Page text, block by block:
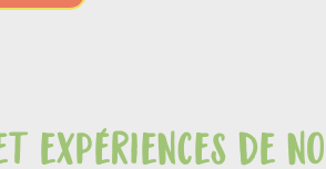
expériences de